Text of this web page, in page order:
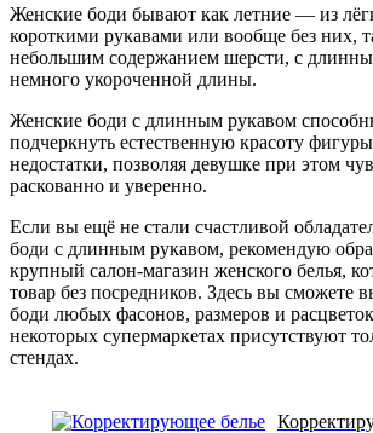
Женские боди бывают как летние — из
короткими рукавами или вообще без них,
небольшим содержанием шерсти, с
немного укороченной длины.
Женские боди с длинным рукавом
подчеркнуть естественную красоту
недостатки, позволяя девушке при этом
раскованно и уверенно.
Если вы ещё не стали счастливой
боди с длинным рукавом, рекомендую
крупный салон-магазин женского белья,
товар без посредников. Здесь вы сможете
боди любых фасонов, размеров и
некоторых супермаркетах присутствуют
стендах.